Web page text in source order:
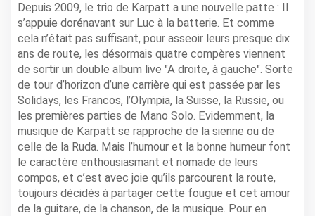
Depuis 2009, le trio de Karpatt a une nouvelle patte : Il
s’appuie dorénavant sur Luc à la batterie. Et comme
cela n’était pas suffisant, pour asseoir leurs presque dix
ans de route, les désormais quatre compères viennent
de sortir un double album live "A droite, à gauche". Sorte
de tour d’horizon d’une carrière qui est passée par les
Solidays, les Francos, l’Olympia, la Suisse, la Russie, ou
les premières parties de Mano Solo. Evidemment, la
musique de Karpatt se rapproche de la sienne ou de
celle de la Ruda. Mais l’humour et la bonne humeur font
le caractère enthousiasmant et nomade de leurs
compos, et c’est avec joie qu’ils parcourent la route,
toujours décidés à partager cette fougue et cet amour
de la guitare, de la chanson, de la musique. Pour en